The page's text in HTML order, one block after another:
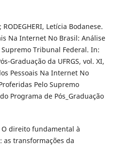
Letícia Bodanese.
Na Internet No Brasil: Análise
Tribunal Federal. In:
Graduação da UFRGS, vol. XI,
Pessoais Na Internet No
Pelo Supremo
Programa de Pós_Graduação
O direito fundamental à
as transformações da